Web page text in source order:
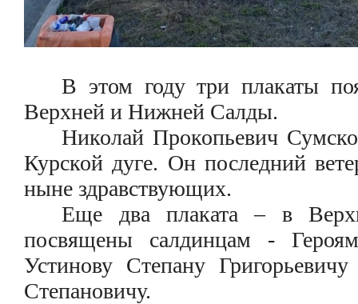
В этом году три плакаты
Верхней и Нижней Салды.
Николай Прокопьевич
Курской дуге. Он последний
ныне здравствующих.
Еще два плаката – в
посвящены салдинцам -
Устинову Степану
Степановичу.